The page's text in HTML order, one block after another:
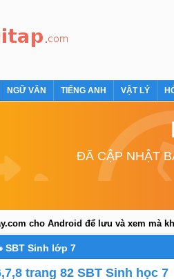
NGỮ VĂN TIẾNG ANH VẬT LÝ
ĐÃ CẬP NHẬT
cho Android để lưu và xem mà
SBT Sinh lớp 7
trang 82 SBT Sinh học 7